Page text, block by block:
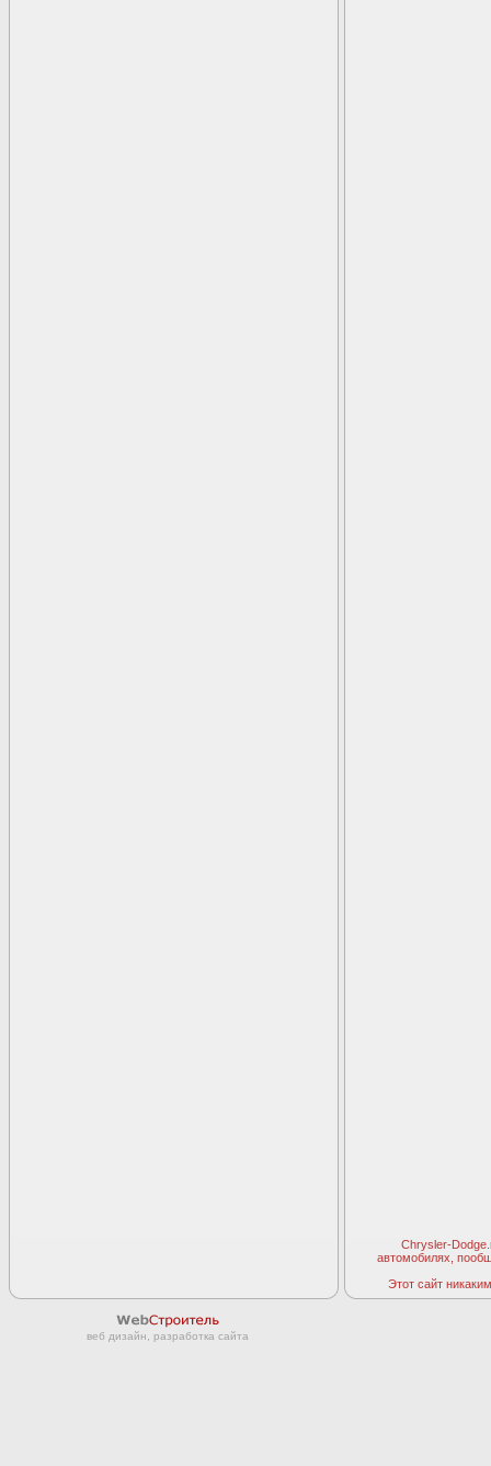
Chrysler-
автомобилях,
Этот сайт
веб дизайн, разработка сайта